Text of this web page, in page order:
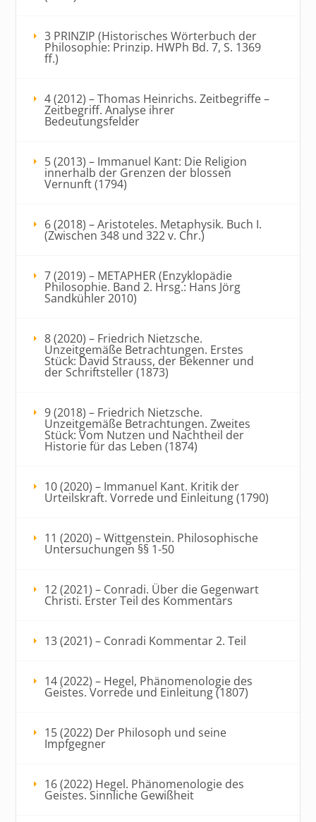
3 PRINZIP (Historisches Wörterbuch der
Philosophie: Prinzip. HWPh Bd. 7, S. 1369
ff.)
4 (2012) – Thomas Heinrichs. Zeitbegriffe –
Zeitbegriff. Analyse ihrer
Bedeutungsfelder
5 (2013) – Immanuel Kant: Die Religion
innerhalb der Grenzen der blossen
Vernunft (1794)
6 (2018) – Aristoteles. Metaphysik. Buch I.
(Zwischen 348 und 322 v. Chr.)
7 (2019) – METAPHER (Enzyklopädie
Philosophie. Band 2. Hrsg.: Hans Jörg
Sandkühler 2010)
8 (2020) – Friedrich Nietzsche.
Unzeitgemäße Betrachtungen. Erstes
Stück: David Strauss, der Bekenner und
der Schriftsteller (1873)
9 (2018) – Friedrich Nietzsche.
Unzeitgemäße Betrachtungen. Zweites
Stück: Vom Nutzen und Nachtheil der
Historie für das Leben (1874)
10 (2020) – Immanuel Kant. Kritik der
Urteilskraft. Vorrede und Einleitung (1790)
11 (2020) – Wittgenstein. Philosophische
Untersuchungen §§ 1-50
12 (2021) – Conradi. Über die Gegenwart
Christi. Erster Teil des Kommentars
13 (2021) – Conradi Kommentar 2. Teil
14 (2022) – Hegel, Phänomenologie des
Geistes. Vorrede und Einleitung (1807)
15 (2022) Der Philosoph und seine
Impfgegner
16 (2022) Hegel. Phänomenologie des
Geistes. Sinnliche Gewißheit